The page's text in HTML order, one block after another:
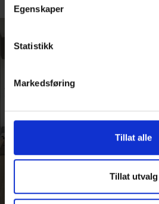
Egenskaper
Statistikk
Markedsføring
Tillat alle
Tillat utvalg